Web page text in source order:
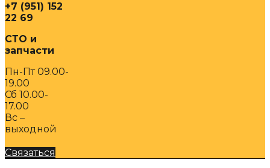
+7 (951) 152
22 69
СТО и
запчасти
Пн-Пт 09.00-
19.00
Сб 10.00-
17.00
Вс –
выходной
Связаться